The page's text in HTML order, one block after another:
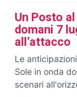
Un Posto
domani 7
all’attacco
Le
Sole in onda
scenari